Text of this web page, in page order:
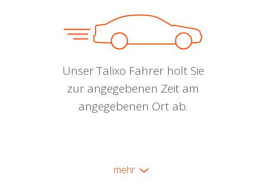
Unser Talixo Fahrer holt Sie
zur angegebenen Zeit am
angegebenen Ort ab.
mehr